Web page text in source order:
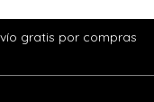
gratis por compras